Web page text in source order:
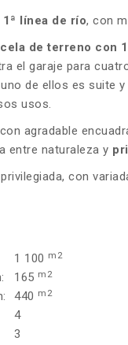
1ª línea de río, con
de terreno con
el garaje para
de ellos es suite y
usos.
con agradable
entre naturaleza y
con
1 100 m2
165 m2
440 m2
4
3